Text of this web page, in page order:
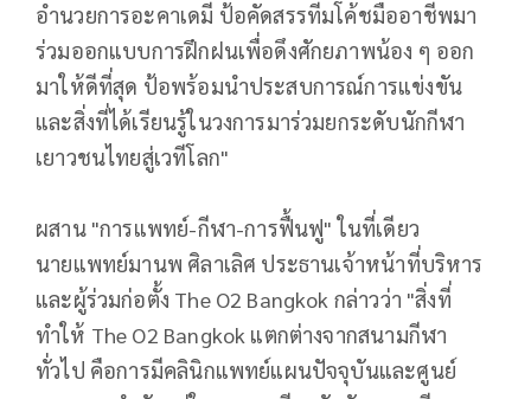
อำนวยการอะคาเดมี ป้อคัดสรรทีมโค้ชมืออาชีพมา
ร่วมออกแบบการฝึกฝนเพื่อดึงศักยภาพน้อง ๆ ออก
มาให้ดีที่สุด ป้อพร้อมนำประสบการณ์การแข่งขัน
และสิ่งที่ได้เรียนรู้ในวงการมาร่วมยกระดับนักกีฬา
เยาวชนไทยสู่เวทีโลก"
ผสาน "การแพทย์-กีฬา-การฟื้นฟู" ในที่เดียว
นายแพทย์มานพ ศิลาเลิศ ประธานเจ้าหน้าที่บริหาร
และผู้ร่วมก่อตั้ง The O2 Bangkok กล่าวว่า "สิ่งที่
ทำให้ The O2 Bangkok แตกต่างจากสนามกีฬา
ทั่วไป คือการมีคลินิกแพทย์แผนปัจจุบันและศูนย์